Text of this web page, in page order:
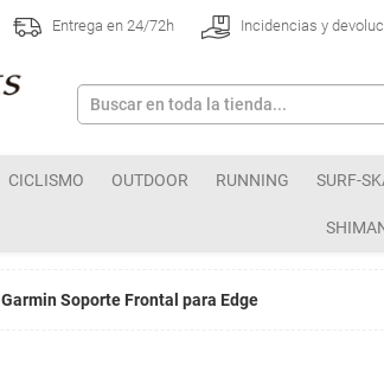
Entrega en 24/72h Incidencias y
CICLISMO OUTDOOR RUNNING SURF-
Garmin Soporte Frontal para Edge